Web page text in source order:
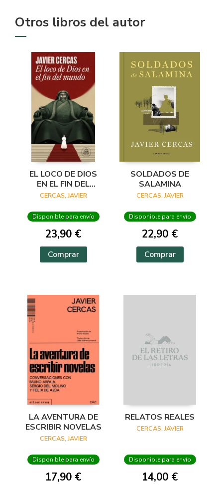
Otros libros del autor
EL LOCO DE DIOS
EN EL FIN DEL
MUNDO
CERCAS, JAVIER
Disponible para envío
23,90 €
Comprar
SOLDADOS DE
SALAMINA
CERCAS, JAVIER
Disponible para envío
22,90 €
Comprar
LA AVENTURA DE
ESCRIBIR NOVELAS
CERCAS, JAVIER
Disponible para envío
17,90 €
RELATOS REALES
CERCAS, JAVIER
Disponible para envío
14,00 €